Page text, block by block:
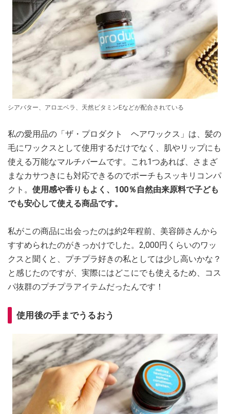
シアバター、アロエベラ、天然ビタミンEなどが配合されている
私の愛用品の「ザ・プロダクト ヘアワックス」は、髪の
毛にワックスとして使用するだけでなく、肌やリップにも
使える万能なマルチバームです。これ1つあれば、さまざ
まなカサつきにも対応できるのでポーチもスッキリコンパ
クト。 使用感や香りもよく、100％自然由来原料で子ども
でも安心して使える商品です。
私がこの商品に出会ったのは約2年程前、美容師さんから
すすめられたのがきっかけでした。2,000円くらいのワッ
クスと聞くと、プチプラ好きの私としては少し高いかな？
と感じたのですが、実際にはどこにでも使えるため、コス
パ抜群のプチプラアイテムだったんです！
使用後の手までうるおう